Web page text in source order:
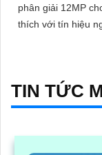
phân giải 12MP
thích với tín hiệu
TIN TỨC